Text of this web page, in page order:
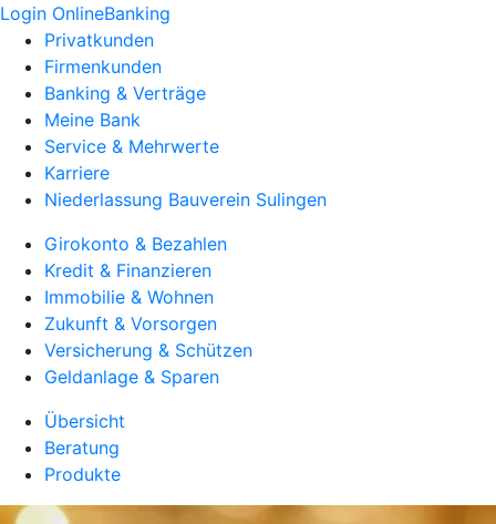
Login OnlineBanking
Privatkunden
Firmenkunden
Banking & Verträge
Meine Bank
Service & Mehrwerte
Karriere
Niederlassung Bauverein Sulingen
Girokonto & Bezahlen
Kredit & Finanzieren
Immobilie & Wohnen
Zukunft & Vorsorgen
Versicherung & Schützen
Geldanlage & Sparen
Übersicht
Beratung
Produkte